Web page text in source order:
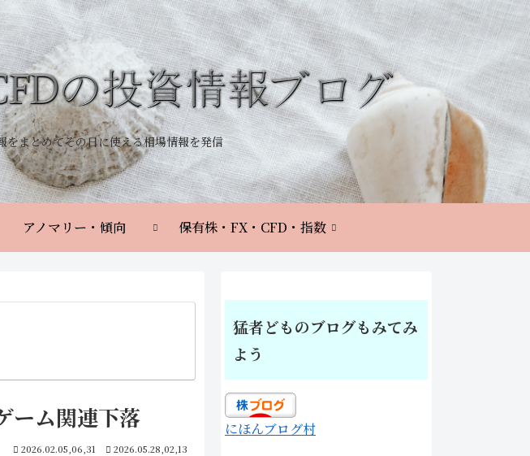
まとめてその日に使える相場情報を発信
アノマリー・傾向 保有株・FX・CFD・指数
ーム関連下落
2026.02.05,06,31 2026.05.28,02,13
猛者どものブログもみてみ
よう
にほんブログ村